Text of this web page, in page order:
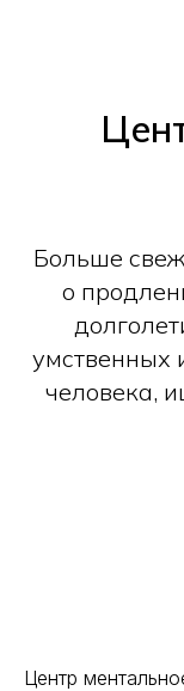
Больше
о
умственных
человека,
Центр